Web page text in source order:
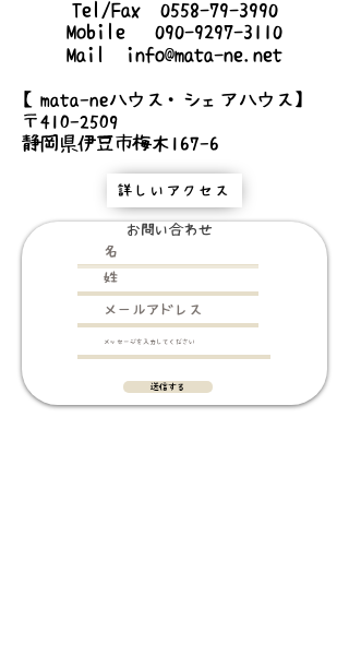
Tel/Fax0558-79-3990
Mobile 090-9297-3110
Mail
info@mata-ne.net
【mata-neハウス・シェアハウス】
〒410-2509
静岡県伊豆市梅木167-6
詳しいアクセス
お問い合わせ
送信する